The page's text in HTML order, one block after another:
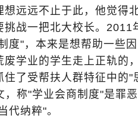
想远远不止于此，他觉得
挑战一把北大校长。
度"，本来是想帮助一些
废学业的学生走上正轨的
住了受帮扶人群特征中的
，称"学业会商制度"是罪
代纳粹"。